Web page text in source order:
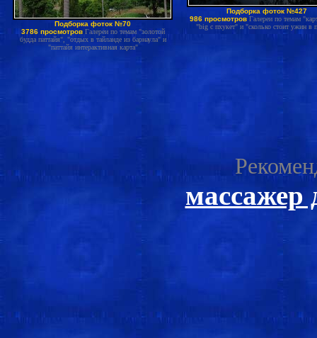
Подборка фоток №70
3786 просмотров Галереи по темам "золотой
будда паттайя", "отдых в тайланде из барнаула" и
"паттайя интерактивная карта"
Подборка фоток №427
986 просмотров Галереи по темам
"big c пхукет" и "сколько стоит ужин в
массажер